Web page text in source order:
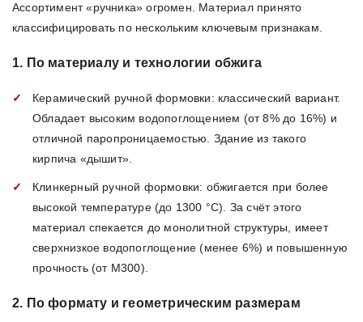
Ассортимент «ручника» огромен. Материал принято
классифицировать по нескольким ключевым признакам.
1. По материалу и технологии обжига
Керамический ручной формовки: классический вариант.
Обладает высоким водопоглощением (от 8% до 16%) и
отличной паропроницаемостью. Здание из такого
кирпича «дышит».
Клинкерный ручной формовки: обжигается при более
высокой температуре (до 1300 °C). За счёт этого
материал спекается до монолитной структуры, имеет
сверхнизкое водопоглощение (менее 6%) и повышенную
прочность (от М300).
2. По формату и геометрическим размерам